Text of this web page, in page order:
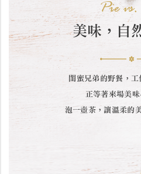
Pie
美味，自
閨蜜兄弟的野餐，工
正等著來場美
泡一壺茶，讓溫柔的